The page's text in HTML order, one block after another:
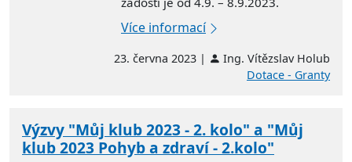
Více informací
23. června 2023 |
Ing. Vítězslav Holub
Dotace - Granty
Výzvy "Můj klub 2023 - 2. kolo" a "Můj
klub 2023 Pohyb a zdraví - 2.kolo"